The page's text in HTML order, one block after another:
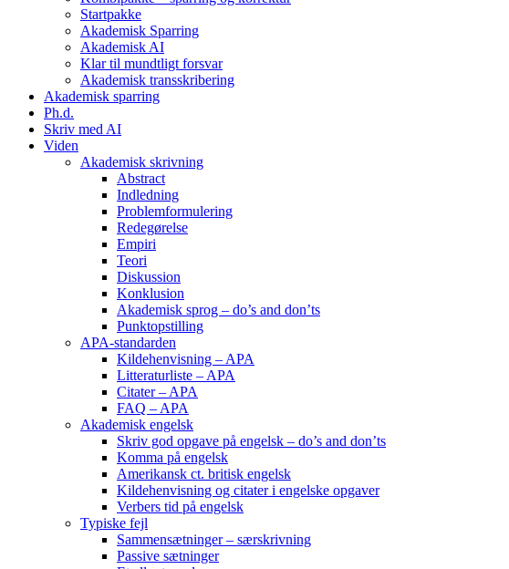
Startpakke
Akademisk Sparring
Akademisk AI
Klar til mundtligt forsvar
Akademisk transskribering
Akademisk sparring
Ph.d.
Skriv med AI
Viden
Akademisk skrivning
Abstract
Indledning
Problemformulering
Redegørelse
Empiri
Teori
Diskussion
Konklusion
Akademisk sprog – do’s and don’ts
Punktopstilling
APA-standarden
Kildehenvisning – APA
Litteraturliste – APA
Citater – APA
FAQ – APA
Akademisk engelsk
Skriv god opgave på engelsk – do’s and don’ts
Komma på engelsk
Amerikansk ct. britisk engelsk
Kildehenvisning og citater i engelske opgaver
Verbers tid på engelsk
Typiske fejl
Sammensætninger – særskrivning
Passive sætninger